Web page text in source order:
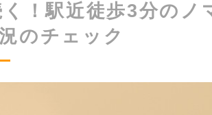
！駅近徒歩3分のノ
のチェック